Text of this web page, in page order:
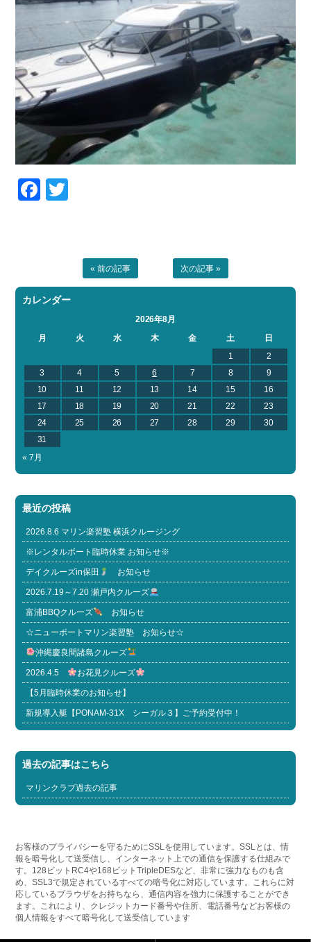
Facebook
« 前の記事 次の記事 »
カレンダー
2026年8月
月
火 水 木 金 土
日
1
2
3
4 5 6 7 8
9
10
11 12 13 14 15
16
17
18 19 20 21 22
23
24
25 26 27 28 29
30
31
« 7月
最近の投稿
2026.8.6 マリン楽習塾 横浜クルージング
※レンタルボート臨時休業 お知らせ※
デイクルーズin保田 お知らせ
2026.7.19～7.20 瀬戸内クルーズ
富浦BBQクルーズ お知らせ
☆ニューポートマリン楽習塾 お知らせ☆
沖縄慶良間諸島クルーズ
2026.4.5 お花見クルーズ
【5月臨時休業のお知らせ】
新規導入艇【PONAM-31X シーガル３】ご予約受付中！
過去の記事はこちら
マリンクラブ過去の記事
お客様のプライバシーを守るためにSSLを使用しています。SSLとは、情
報を暗号化して送受信し、インターネット上での通信を保護する仕組みで
す。128ビットRC4や168ビットTripleDESなど、非常に強力なものも含
め、SSL3で規定されているすべての暗号化に対応しています。これらに対
応しているブラウザをお持ちなら、通信内容を強力に保護することができ
ます。これにより、クレジットカード番号や住所、電話番号などお客様の
個人情報をすべて暗号化して送受信しています